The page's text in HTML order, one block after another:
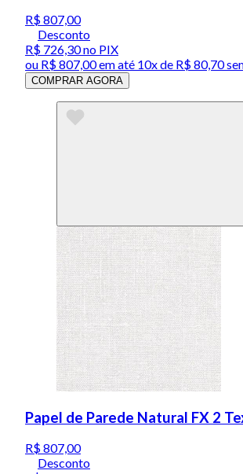
R$ 807,00
Desconto
R$ 726,30no PIX
ou R$ 807,00em até 10x de R$ 80,70
COMPRAR AGORA
Papel de Parede Natural FX 2
R$ 807,00
Desconto